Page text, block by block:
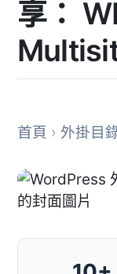
享：
首頁 › 外掛目